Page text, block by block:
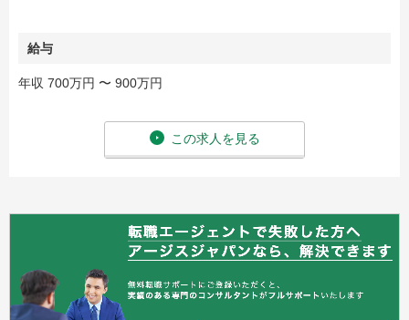
給与
年収 700万円 〜 900万円
この求人を見る